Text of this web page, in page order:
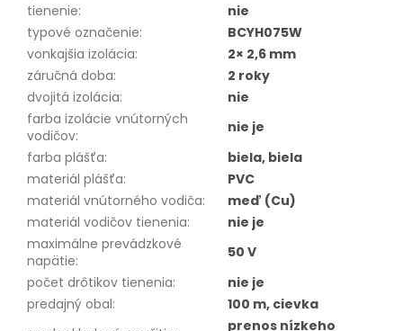
tienenie:
nie
typové označenie:
BCYH075W
vonkajšia izolácia:
2× 2,6 mm
záručná doba:
2 roky
dvojitá izolácia:
nie
farba izolácie vnútorných
vodičov:
nie je
farba plášťa:
biela, biela
materiál plášťa:
PVC
materiál vnútorného vodiča:
meď (Cu)
materiál vodičov tienenia:
nie je
maximálne prevádzkové
napätie:
50 V
počet drôtikov tienenia:
nie je
predajný obal:
100 m, cievka
prenos nízkeho